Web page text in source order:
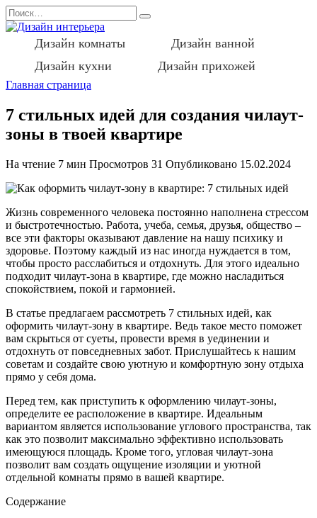
Перейти
к
содержанию
Search
for:
Дизайн комнаты
Дизайн ванной
Дизайн кухни
Дизайн прихожей
Главная страница
7 стильных идей для создания чилаут-
зоны в твоей квартире
На чтение 7 мин Просмотров 31 Опубликовано 15.02.2024
Жизнь современного человека постоянно наполнена стрессом
и быстротечностью. Работа, учеба, семья, друзья, общество –
все эти факторы оказывают давление на нашу психику и
здоровье. Поэтому каждый из нас иногда нуждается в том,
чтобы просто расслабиться и отдохнуть. Для этого идеально
подходит чилаут-зона в квартире, где можно насладиться
спокойствием, покой и гармонией.
В статье предлагаем рассмотреть 7 стильных идей, как
оформить чилаут-зону в квартире. Ведь такое место поможет
вам скрыться от суеты, провести время в уединении и
отдохнуть от повседневных забот. Прислушайтесь к нашим
советам и создайте свою уютную и комфортную зону отдыха
прямо у себя дома.
Перед тем, как приступить к оформлению чилаут-зоны,
определите ее расположение в квартире. Идеальным
вариантом является использование углового пространства, так
как это позволит максимально эффективно использовать
имеющуюся площадь. Кроме того, угловая чилаут-зона
позволит вам создать ощущение изоляции и уютной
отдельной комнаты прямо в вашей квартире.
Содержание